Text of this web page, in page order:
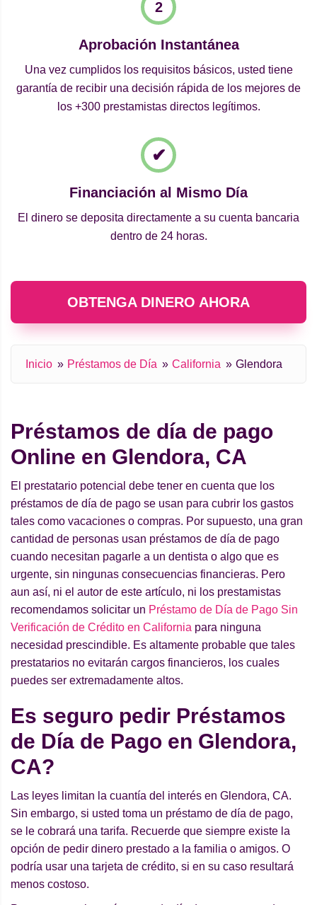
Aprobación Instantánea
Una vez cumplidos los requisitos básicos, usted tiene
garantía de recibir una decisión rápida de los mejores de
los +300 prestamistas directos legítimos.
Financiación al Mismo Día
El dinero se deposita directamente a su cuenta bancaria
dentro de 24 horas.
OBTENGA DINERO AHORA
Inicio Préstamos de Día California Glendora
Préstamos de día de pago
Online en Glendora, CA
El prestatario potencial debe tener en cuenta que los
préstamos de día de pago se usan para cubrir los gastos
tales como vacaciones o compras. Por supuesto, una gran
cantidad de personas usan préstamos de día de pago
cuando necesitan pagarle a un dentista o algo que es
urgente, sin ningunas consecuencias financieras. Pero
aun así, ni el autor de este artículo, ni los prestamistas
recomendamos solicitar un Préstamo de Día de Pago Sin
Verificación de Crédito en California para ninguna
necesidad prescindible. Es altamente probable que tales
prestatarios no evitarán cargos financieros, los cuales
puedes ser extremadamente altos.
Es seguro pedir Préstamos
de Día de Pago en Glendora,
CA?
Las leyes limitan la cuantía del interés en Glendora, CA.
Sin embargo, si usted toma un préstamo de día de pago,
se le cobrará una tarifa. Recuerde que siempre existe la
opción de pedir dinero prestado a la familia o amigos. O
podría usar una tarjeta de crédito, si en su caso resultará
menos costoso.